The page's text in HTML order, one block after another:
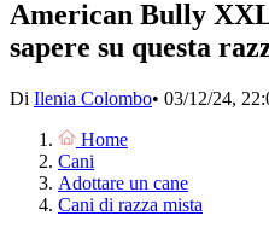
American Bully
sapere su questa
Di Ilenia Colombo• 03/12/24,
Home
Cani
Adottare un cane
Cani di razza mista